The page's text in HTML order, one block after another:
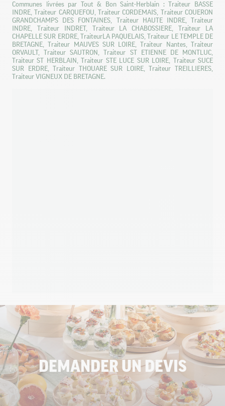
Communes livrées par Tout & Bon Saint-Herblain : Traiteur BASSE
INDRE, Traiteur CARQUEFOU, Traiteur CORDEMAIS, Traiteur COUERON
GRANDCHAMPS DES FONTAINES, Traiteur HAUTE INDRE, Traiteur
INDRE, Traiteur INDRET, Traiteur LA CHABOSSIERE, Traiteur LA
CHAPELLE SUR ERDRE, TraiteurLA PAQUELAIS, Traiteur LE TEMPLE DE
BRETAGNE, Traiteur MAUVES SUR LOIRE, Traiteur Nantes, Traiteur
ORVAULT, Traiteur SAUTRON, Traiteur ST ETIENNE DE MONTLUC,
Traiteur ST HERBLAIN, Traiteur STE LUCE SUR LOIRE, Traiteur SUCE
SUR ERDRE, Traiteur THOUARE SUR LOIRE, Traiteur TREILLIERES,
Traiteur VIGNEUX DE BRETAGNE.
DEMANDER UN DEVIS